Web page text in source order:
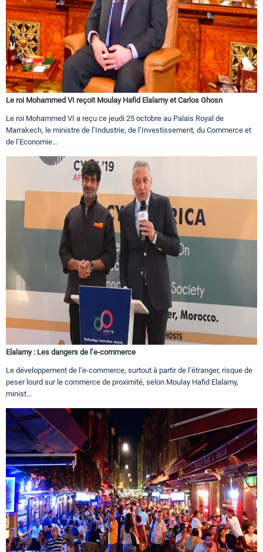
Le roi Mohammed VI reçoit Moulay Hafid Elalamy et Carlos Ghosn
Le roi Mohammed VI a reçu ce jeudi 25 octobre au Palais Royal de
Marrakech, le ministre de l’Industrie, de l’Investissement, du Commerce et
de l’Economie...
Elalamy : Les dangers de l’e-commerce
Le développement de l’e-commerce, surtout à partir de l’étranger, risque de
peser lourd sur le commerce de proximité, selon Moulay Hafid Elalamy,
minist...